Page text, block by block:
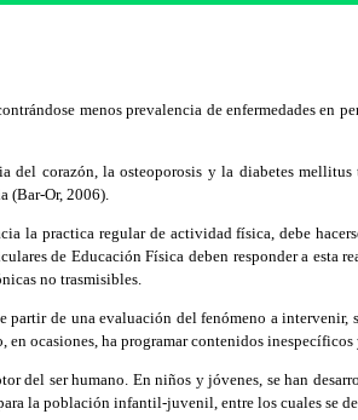
menos prevalencia de enfermedades en
corazón, la osteoporosis y la diabetes
(Bar-Or, 2006).
la practica regular de actividad física, debe
de Educación Física deben responder a esta
no trasmisibles.
de una evaluación del fenómeno a
ocasiones, ha programar contenidos
del ser humano. En niños y jóvenes, se han
la población infantil-juvenil, entre los cuales se